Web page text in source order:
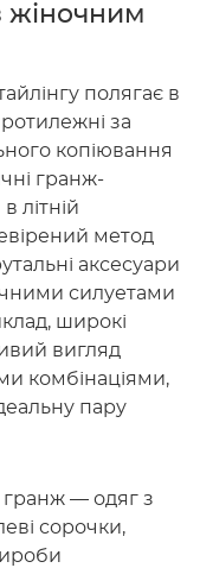
жіночним
полягає в
за
копіювання
гранж-
літній
метод
аксесуари
силуетами
широкі
вигляд
комбінаціями,
пару
— одяг з
сорочки,